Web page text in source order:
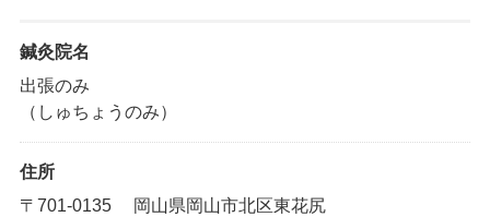
鍼灸院名
出張のみ
（しゅちょうのみ）
住所
〒701-0135 岡山県岡山市北区東花尻